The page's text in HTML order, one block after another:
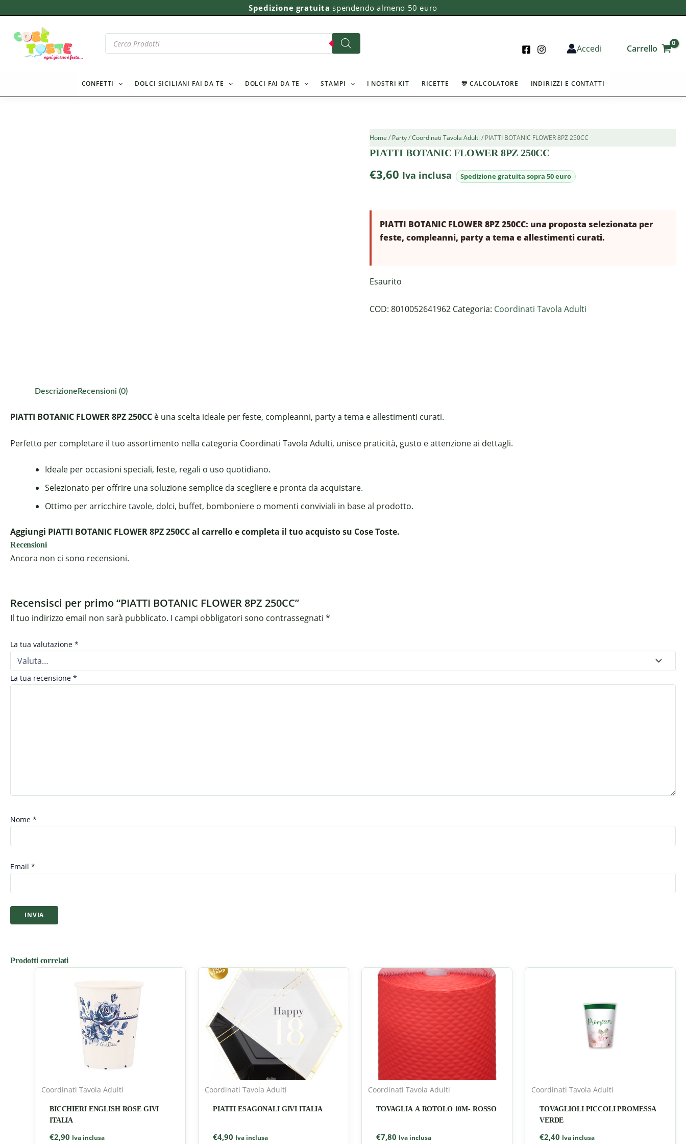
al
contenuto
Spedizione gratuita spendendo almeno 50 euro
Products
search
Accedi Carrello
CONFETTI DOLCI SICILIANI FAI DA TE DOLCI FAI DA TE STAMPI I NOSTRI KIT RICETTE 🎊 CALCOLATORE INDIRIZZI E CONTATTI
Home / Party/Coordinati Tavola Adulti / PIATTI BOTANIC FLOWER 8PZ 250CC
PIATTI BOTANIC FLOWER 8PZ 250CC
€3,60 Iva inclusa
PIATTI BOTANIC FLOWER 8PZ 250CC: una proposta selezionata per
feste, compleanni, party a tema e allestimenti curati.
Esaurito
COD:8010052641962 Categoria: Coordinati Tavola Adulti
Descrizione Recensioni (0)
PIATTI BOTANIC FLOWER 8PZ 250CC è una scelta ideale per feste, compleanni, party a tema e allestimenti curati.
Perfetto per completare il tuo assortimento nella categoria Coordinati Tavola Adulti, unisce praticità, gusto e attenzione ai dettagli.
Ideale per occasioni speciali, feste, regali o uso quotidiano.
Selezionato per offrire una soluzione semplice da scegliere e pronta da acquistare.
Ottimo per arricchire tavole, dolci, buffet, bomboniere o momenti conviviali in base al prodotto.
Aggiungi PIATTI BOTANIC FLOWER 8PZ 250CC al carrello e completa il tuo acquisto su Cose Toste.
Recensioni
Ancora non ci sono recensioni.
Recensisci per primo “PIATTI BOTANIC FLOWER 8PZ 250CC”
Il tuo indirizzo email non sarà pubblicato. I campi obbligatori sono contrassegnati *
La tua valutazione *
La tua recensione *
Nome *
Email *
Prodotti correlati
Coordinati Tavola Adulti
BICCHIERI ENGLISH ROSE GIVI
ITALIA
€2,90 Iva inclusa
Coordinati Tavola Adulti
PIATTI ESAGONALI GIVI ITALIA
€4,90 Iva inclusa
Coordinati Tavola Adulti
TOVAGLIA A ROTOLO 10M- ROSSO
€7,80 Iva inclusa
Coordinati Tavola Adulti
TOVAGLIOLI PICCOLI PROMESSA
VERDE
€2,40 Iva inclusa